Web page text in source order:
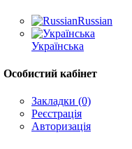
Russian
Українська
Особистий кабінет
Закладки (0)
Реєстрація
Авторизація